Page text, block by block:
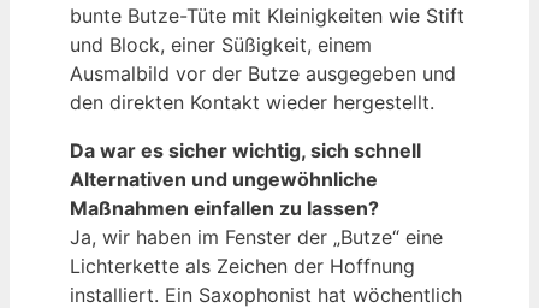
bunte Butze-Tüte mit Kleinigkeiten wie Stift
und Block, einer Süßigkeit, einem
Ausmalbild vor der Butze ausgegeben und
den direkten Kontakt wieder hergestellt.
Da war es sicher wichtig, sich schnell
Alternativen und ungewöhnliche
Maßnahmen einfallen zu lassen?
Ja, wir haben im Fenster der „Butze“ eine
Lichterkette als Zeichen der Hoffnung
installiert. Ein Saxophonist hat wöchentlich